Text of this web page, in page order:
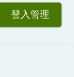
登入管理